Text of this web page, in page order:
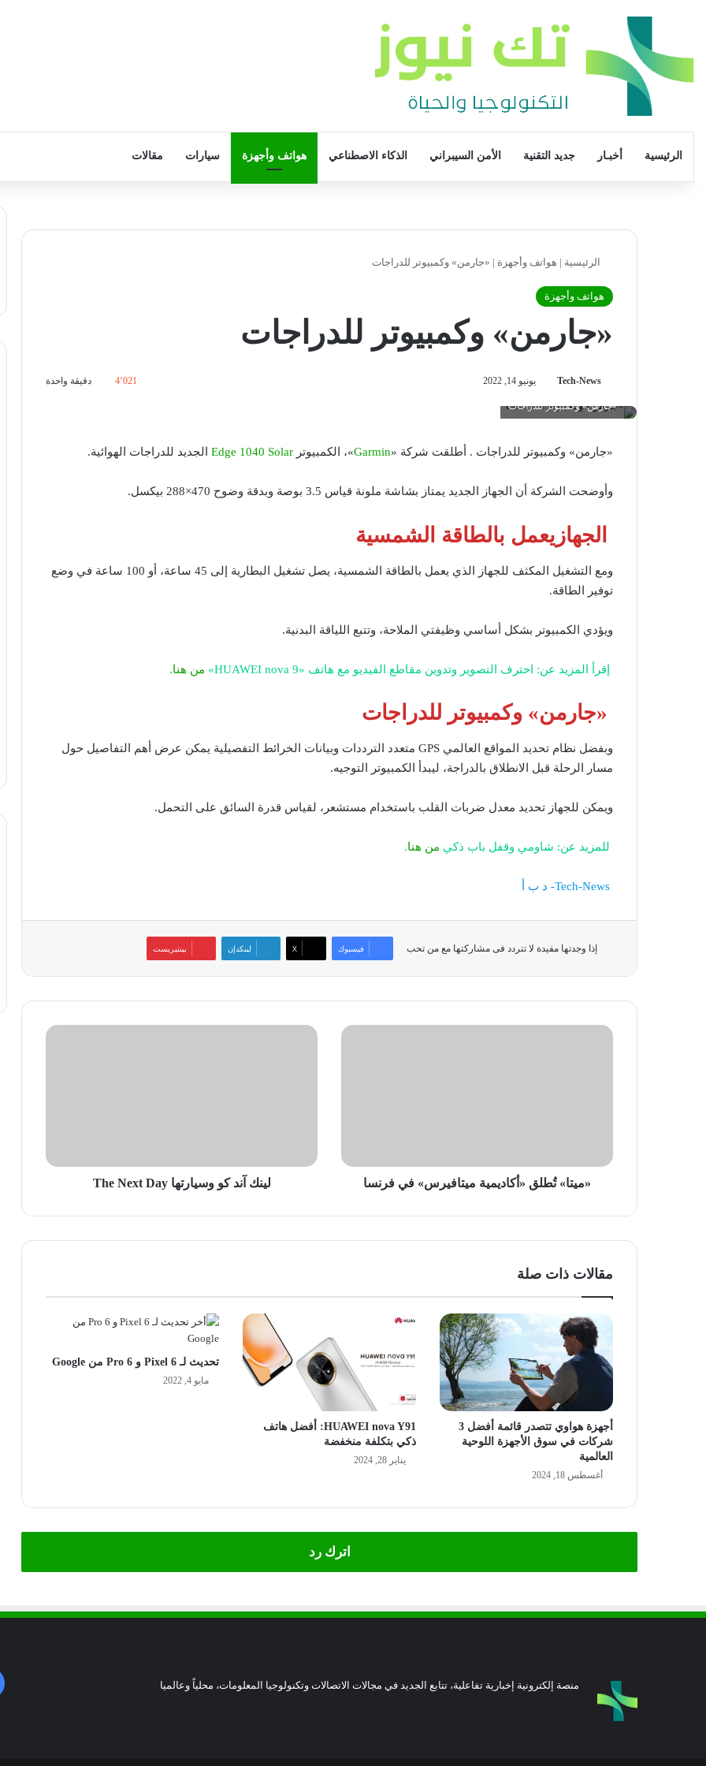
الرئيسية أخبـار جديد التقنية الأمن السيبراني الذكاء الاصطناعي هواتف وأجهزة سيارات مقالات
الرئيسية | هواتف وأجهزة | «جارمن» وكمبيوتر للدراجات
هواتف وأجهزة
«جارمن» وكمبيوتر للدراجات
Tech-News يونيو 14, 2022 4٬021 دقيقة واحدة
«جارمن» وكمبيوتر للدراجات
«جارمن» وكمبيوتر للدراجات . أطلقت شركة «Garmin»، الكمبيوتر Edge 1040 Solar الجديد للدراجات الهوائية.
وأوضحت الشركة أن الجهاز الجديد يمتاز بشاشة ملونة قياس 3.5 بوصة وبدقة وضوح 470×288 بيكسل.
الجهازيعمل بالطاقة الشمسية
ومع التشغيل المكثف للجهاز الذي يعمل بالطاقة الشمسية، يصل تشغيل البطارية إلى 45 ساعة، أو 100 ساعة في وضع
توفير الطاقة.
ويؤدي الكمبيوتر بشكل أساسي وظيفتي الملاحة، وتتبع اللياقة البدنية.
إقرأ المزيد عن: احترف التصوير وتدوين مقاطع الفيديو مع هاتف «HUAWEI nova 9» من هنا.
«جارمن» وكمبيوتر للدراجات
وبفضل نظام تحديد المواقع العالمي GPS متعدد الترددات وبيانات الخرائط التفصيلية يمكن عرض أهم التفاصيل حول
مسار الرحلة قبل الانطلاق بالدراجة، ليبدأ الكمبيوتر التوجيه.
ويمكن للجهاز تحديد معدل ضربات القلب باستخدام مستشعر، لقياس قدرة السائق على التحمل.
للمزيد عن: شاومي وقفل باب ذكي من هنا.
Tech-News- د ب أ
إذا وجدتها مفيدة لا تتردد فى مشاركتها مع من تحب فيسبوك ‫X لينكدإن بينتيريست
«ميتا»
«ميتا» تُطلق «أكاديمية ميتافيرس» في فرنسا
لينك
لينك آند كو وسيارتها The Next Day
مقالات ذات صلة
أجهزة هواوي تتصدر قائمة أفضل 3
شركات في سوق الأجهزة اللوحية
العالمية
أغسطس 18, 2024
HUAWEI nova Y91: أفضل هاتف
ذكي بتكلفة منخفضة
يناير 28, 2024
تحديث لـ Pixel 6 و 6 Pro من Google
مايو 4, 2022
اترك رد
منصة إلكترونية إخبارية تفاعلية، تتابع الجديد في مجالات الاتصالات وتكنولوجيا المعلومات، محلياً وعالميا